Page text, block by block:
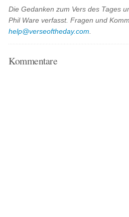
Die Gedanken zum Vers des Tages
Phil Ware verfasst. Fragen und
help@verseoftheday.com
Kommentare